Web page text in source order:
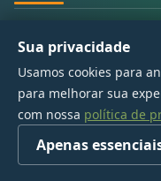
projeto.avaliacao@funcap.ce.gov.br
© 2017 - 2026 — Governo do Estado do
Sua privacidade
Usamos cookies para
para melhorar sua
com nossa política de
Apenas